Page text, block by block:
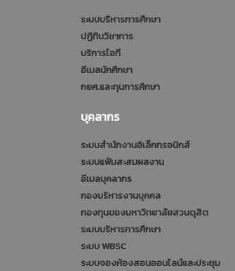
ระบบบริหารการศึกษา
ปฎิทินวิชาการ
บริการไอที
อีเมลนักศึกษา
กยศ.และทุนการศึกษา
บุคลากร
ระบบสำนักงานอิเล็กทรอนิกส์
ระบบแฟ้มสะสมผลงาน
อีเมลบุคลากร
กองบริหารงานบุคคล
กองทุนของมหาวิทยาลัยสวนดุสิต
ระบบบริหารการศึกษา
ระบบ WBSC
ระบบจองห้องสอนออนไลน์และประชุม